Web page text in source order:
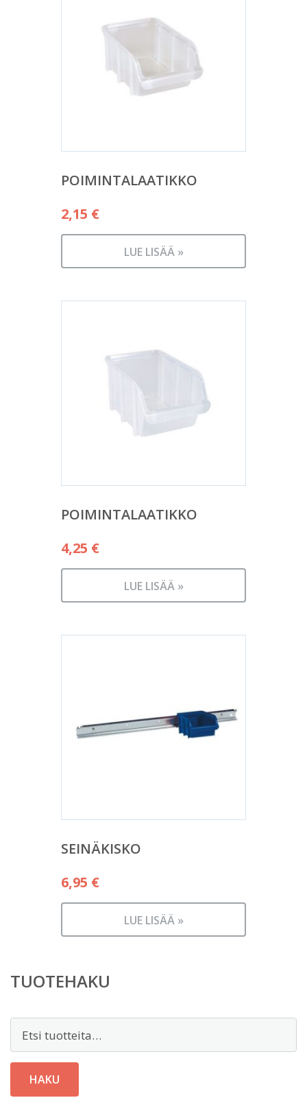
POIMINTALAATIKKO
2,15 €
LUE LISÄÄ »
POIMINTALAATIKKO
4,25 €
LUE LISÄÄ »
SEINÄKISKO
6,95 €
LUE LISÄÄ »
TUOTEHAKU
HAKU